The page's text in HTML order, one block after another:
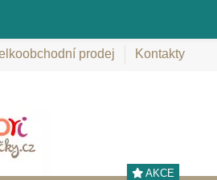
prodej Kontakty
AKCE